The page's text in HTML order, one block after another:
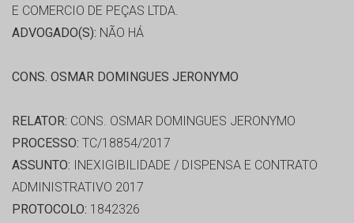
E COMERCIO DE PEÇAS LTDA.
ADVOGADO(S): NÃO HÁ
CONS. OSMAR DOMINGUES JERONYMO
RELATOR: CONS. OSMAR DOMINGUES JERONYMO
PROCESSO: TC/18854/2017
ASSUNTO: INEXIGIBILIDADE / DISPENSA E CONTRATO
ADMINISTRATIVO 2017
PROTOCOLO: 1842326